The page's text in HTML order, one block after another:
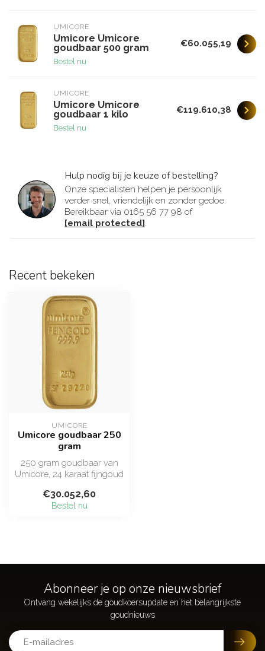
UMICORE
Umicore Umicore
goudbaar 500 gram
Bestel nu
€60.055,19
UMICORE
Umicore Umicore
goudbaar 1 kilo
Bestel nu
€119.610,38
Hulp nodig bij je keuze of bestelling?
Onze specialisten helpen je persoonlijk
verder snel, vriendelijk en zonder gedoe.
Bereikbaar via 0165 56 77 98 of
[email protected].
Recent bekeken
UMICORE
Umicore goudbaar 250
gram
250 gram goudbaar van
Umicore, 24 karaat fijngoud
van d...
€30.052,60
Bestel nu
Abonneer je op onze nieuwsbrief